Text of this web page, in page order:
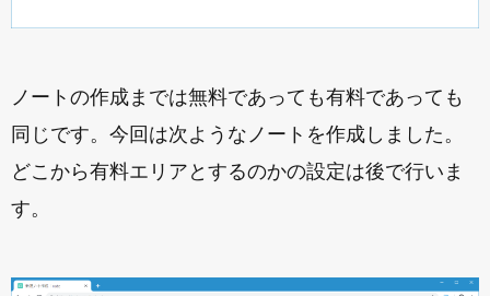
ノートの作成までは無料であっても有料であっても
同じです。今回は次ようなノートを作成しました。
どこから有料エリアとするのかの設定は後で行いま
す。